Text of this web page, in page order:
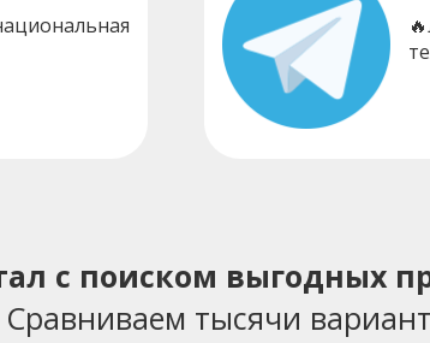
с поиском выгодных
Сравниваем тысячи